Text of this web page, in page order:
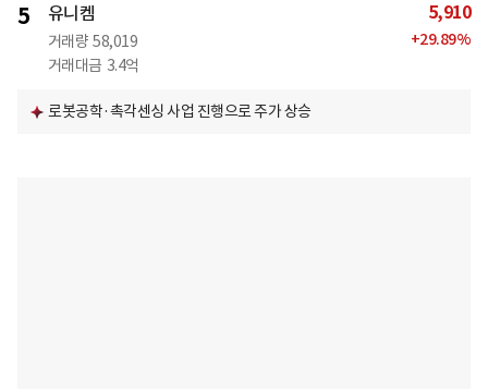
5 유니켐
거래량 58,019
거래대금 3.4억
5,910
+29.89%
로봇공학·촉각센싱 사업 진행으로 주가 상승